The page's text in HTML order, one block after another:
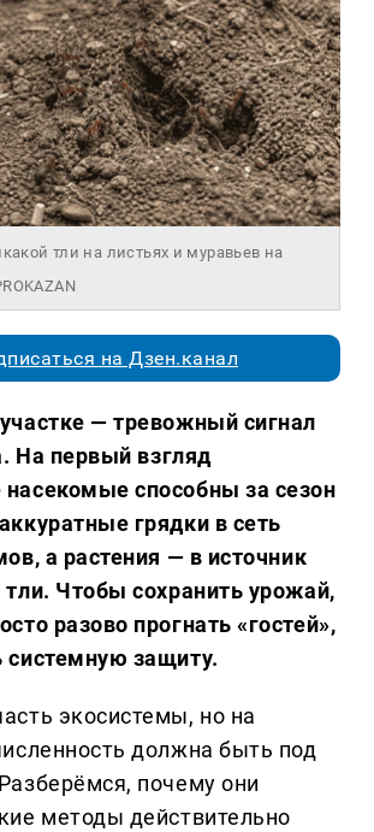
тли на листьях и муравьев на
на Дзен.канал
— тревожный сигнал
На первый взгляд
способны за сезон
грядки в сеть
а растения — в источник
тли. Чтобы сохранить урожай,
разово прогнать «гостей»,
системную защиту.
экосистемы, но на
должна быть под
почему они
методы действительно